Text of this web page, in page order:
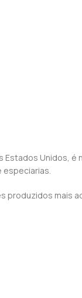
Estados Unidos,
especiarias.
mais